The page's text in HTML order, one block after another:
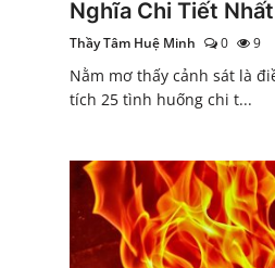
Nghĩa Chi Tiết Nhất
Thầy Tâm Huệ Minh 0 9
Nằm mơ thấy cảnh sát là
tích 25 tình huống chi t...